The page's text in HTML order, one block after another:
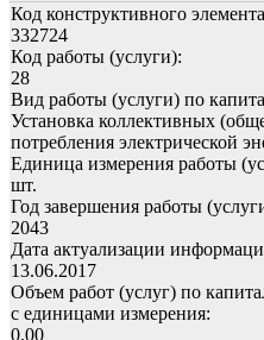
Код конструктивного
332724
Код работы (услуги):
28
Вид работы (услуги) по
Установка коллективных
потребления электрической
Единица измерения работы
шт.
Год завершения работы
2043
Дата актуализации
13.06.2017
Объем работ (услуг) по
с единицами измерения:
0,00